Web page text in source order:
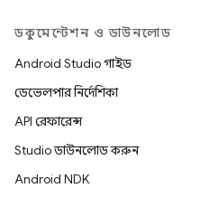
ডকুমেন্টেশন ও ডাউনলোড
Android Studio গাইড
ডেভেলপার নির্দেশিকা
API রেফারেন্স
Studio ডাউনলোড করুন
Android NDK